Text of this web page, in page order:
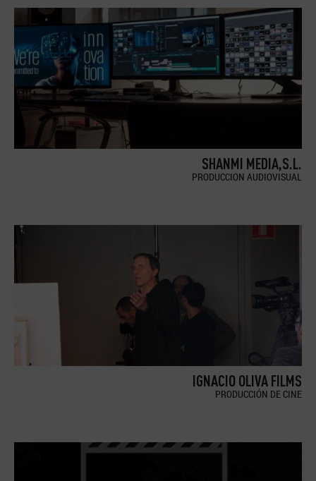
SHANMI MEDIA,S.L.
PRODUCCION AUDIOVISUAL
IGNACIO OLIVA FILMS
PRODUCCIÓN DE CINE